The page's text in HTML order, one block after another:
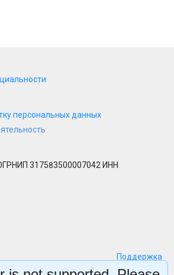
персональных данных
317583500007042 ИНН
Поддержка